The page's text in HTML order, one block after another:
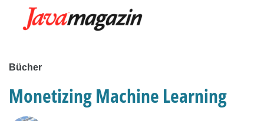
Bücher
Monetizing Machine Learning